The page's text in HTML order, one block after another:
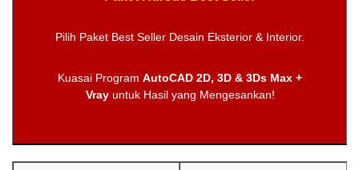
Pilih Paket Best Seller Desain Eksterior & Interior.
Kuasai Program AutoCAD 2D, 3D & 3Ds Max +
Vrayuntuk Hasil yang Mengesankan!